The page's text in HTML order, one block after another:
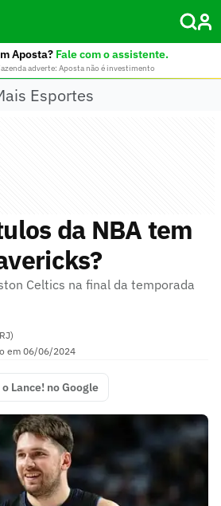
Aposta? Fale com o assistente.
adverte: Aposta não é investimento
Esportes
da NBA tem
Celtics na final da temporada
em 06/06/2024
Lance! no Google